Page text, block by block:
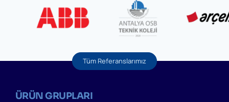
Tüm Referanslarımız
ÜRÜN GRUPLARI